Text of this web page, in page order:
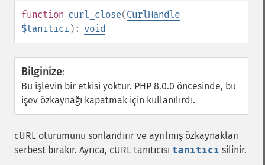
function curl_close(CurlHandle
$tanıtıcı): void
Bilginize:
Bu işlevin bir etkisi yoktur. PHP 8.0.0 öncesinde, bu
işev özkaynağı kapatmak için kullanılırdı.
cURL oturumunu sonlandırır ve ayrılmış özkaynakları
serbest bırakır. Ayrıca, cURL tanıtıcısı tanıtıcı silinir.